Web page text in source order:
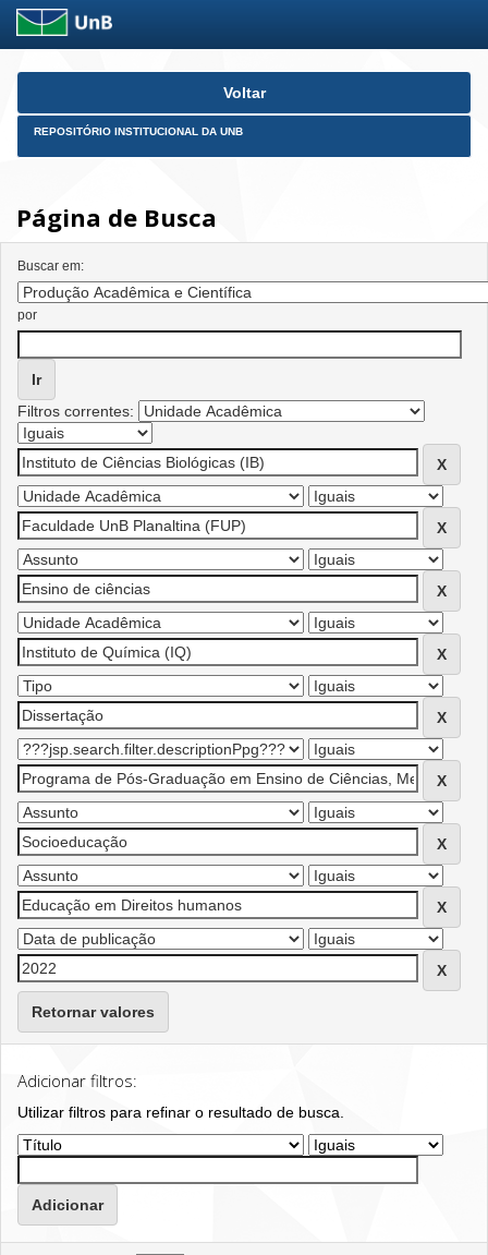
Skip
Voltar
REPOSITÓRIO INSTITUCIONAL DA UNB
Página de Busca
Buscar em:
por
Filtros correntes:
Retornar valores
Adicionar filtros:
Utilizar filtros para refinar o resultado de busca.